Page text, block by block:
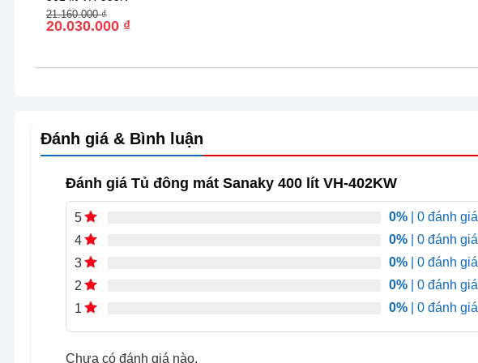
Nhật Bản hiện đại, vận hành êm ái, không gây ồn và có độ bền cao.
21.160.000₫
Giá
gốc
20.030.000 ₫
Giá
hiện
Đánh giá & Bình luận
Đánh giá Tủ đông mát Sanaky 400 lít VH-402KW
5 0%| 0 đánh giá
4
0%| 0 đánh giá
3
0%| 0 đánh giá
2
0%| 0 đánh giá
1
0%| 0 đánh giá
Chưa có đánh giá nào.